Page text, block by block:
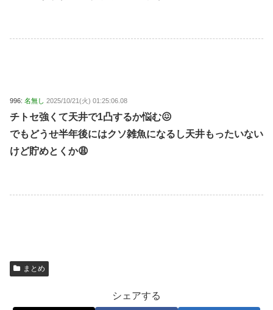
996: 名無し 2025/10/21(火) 01:25:06.08
チトセ強くて天井で1凸するか悩む😖
でもどうせ半年後にはクソ雑魚になるし天井もったいない
けど貯めとくか😩
まとめ
シェアする